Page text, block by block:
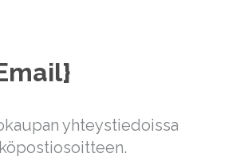
yhteystiedoissa